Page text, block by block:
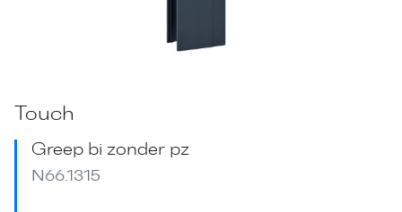
Touch
Greep bi zonder pz
N66.1315